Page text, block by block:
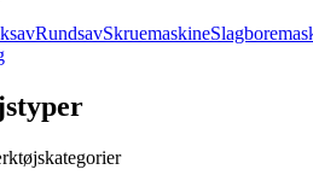
RundsavSkruemaskine